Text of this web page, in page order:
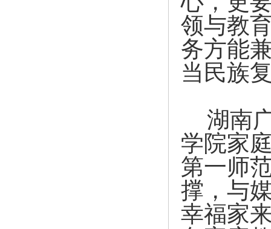
领与教
务方能
当民族
湖南
学院家
第一师
撑，与
幸福家